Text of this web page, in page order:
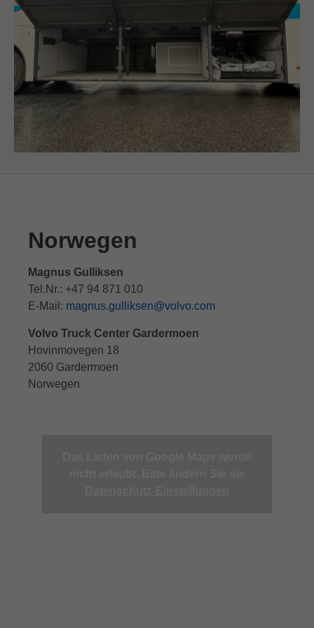
Norwegen
Magnus Gulliksen
Tel.Nr.: +47 94 871 010
E-Mail: magnus.gulliksen@volvo.com
Volvo Truck Center Gardermoen
Hovinmovegen 18
2060 Gardermoen
Norwegen